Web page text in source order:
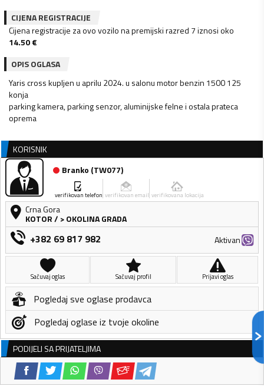
CIJENA REGISTRACIJE
Cijena registracije za ovo vozilo na premijski razred 7 iznosi oko
14.50€
OPIS OGLASA
Yaris cross kupljen u aprilu 2024. u salonu motor benzin 1500 125
konja
parking kamera, parking senzor, aluminijske felne i ostala prateca
oprema
KORISNIK
Branko (TW077)
verifikovan telefon verifikovan email verifikovana lokacija
Crna Gora
KOTOR/ > OKOLINA GRADA
+382 69 817 982 Aktivan
Sačuvaj oglas Sačuvaj profil Prijavi oglas
Pogledaj sve oglase prodavca
Pogledaj oglase iz tvoje okoline
PODIJELI SA PRIJATELJIMA